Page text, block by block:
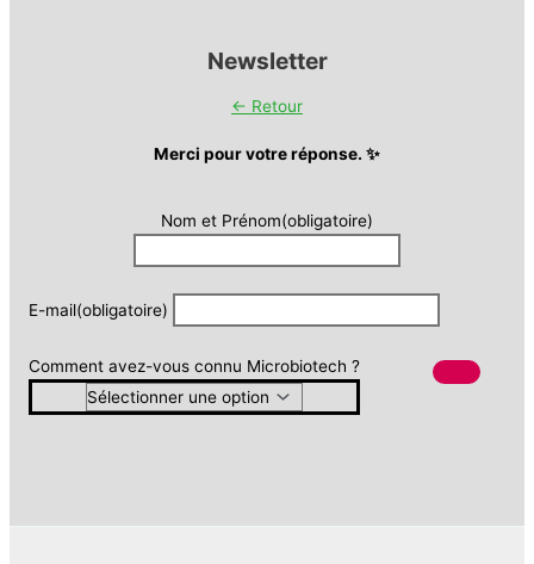
Newsletter
← Retour
Merci pour votre réponse. ✨
Nom et Prénom(obligatoire)
E-mail(obligatoire)
Comment avez-vous connu Microbiotech ?